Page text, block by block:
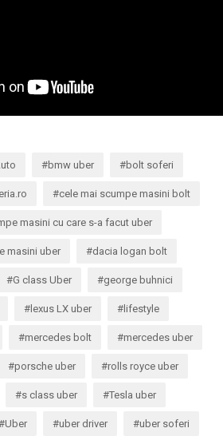
bmw uber bolt soferi
cele mai scumpe masini bolt
masini cu care s-a facut uber
masini uber dacia logan bolt
G class Uber george buhnici
lexus LX uber lifestyle
mercedes bolt mercedes uber
porsche uber rolls royce uber
s class uber Tesla uber
Uber uber driver uber soferi